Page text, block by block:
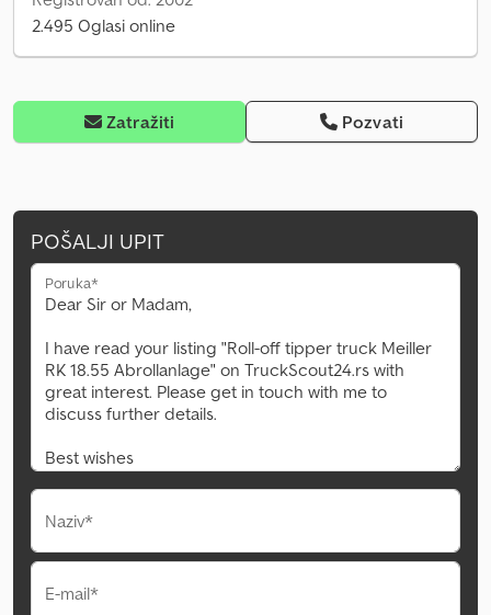
2.495 Oglasi online
Zatražiti Pozvati
POŠALJI UPIT
Poruka*
Naziv*
E-mail*